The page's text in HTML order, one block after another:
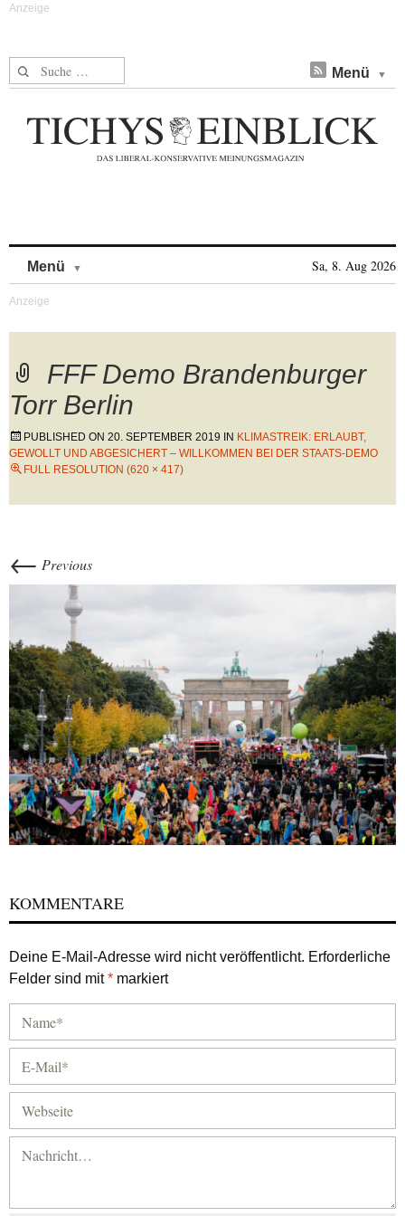
Suche nach: Menü
Menü Sa, 8. Aug 2026
FFF Demo Brandenburger
Torr Berlin
PUBLISHED ON 20. SEPTEMBER 2019 IN KLIMASTREIK: ERLAUBT,
GEWOLLT UND ABGESICHERT – WILLKOMMEN BEI DER STAATS-DEMO
FULL RESOLUTION (620 × 417)
← Previous
KOMMENTARE
Deine E-Mail-Adresse wird nicht veröffentlicht. Erforderliche
Felder sind mit* markiert